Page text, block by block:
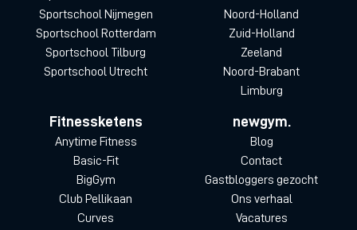
Sportschool Nijmegen
Sportschool Rotterdam
Sportschool Tilburg
Sportschool Utrecht
Noord-Holland
Zuid-Holland
Zeeland
Noord-Brabant
Limburg
Fitnessketens
Anytime Fitness
Basic-Fit
BigGym
Club Pellikaan
Curves
newgym.
Blog
Contact
Gastbloggers gezocht
Ons verhaal
Vacatures